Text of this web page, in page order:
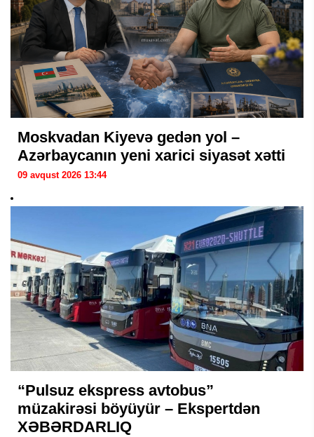
Moskvadan Kiyevə gedən yol –
Azərbaycanın yeni xarici siyasət xətti
09 avqust 2026 13:44
“Pulsuz ekspress avtobus”
müzakirəsi böyüyür – Ekspertdən
XƏBƏRDARLIQ